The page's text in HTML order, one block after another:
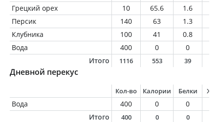
Грецкий орех
10 65.6 1.6
Персик
140 63 1.3
Клубника
100 41 0.8
Вода
400 0 0
Итого
1116 553 39
Дневной перекус
Кол-во Калории Белки
Вода 400 0 0
Итого
400 0 0